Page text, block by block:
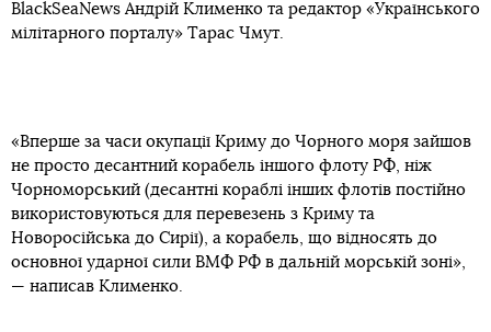
BlackSeaNews Андрій Клименко та редактор «Українського
мілітарного порталу» Тарас Чмут.
«Вперше за часи окупації Криму до Чорного моря зайшов
не просто десантний корабель іншого флоту РФ, ніж
Чорноморський (десантні кораблі інших флотів постійно
використовуються для перевезень з Криму та
Новоросійська до Сирії), а корабель, що відносять до
основної ударної сили ВМФ РФ в дальній морській зоні»,
— написав Клименко.